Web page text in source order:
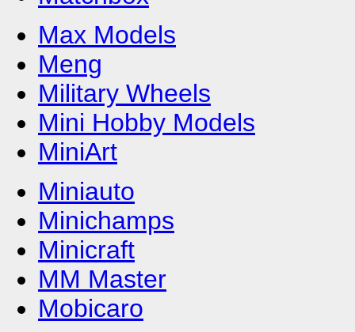
Max Models
Meng
Military Wheels
Mini Hobby Models
MiniArt
Miniauto
Minichamps
Minicraft
MM Master
Mobicaro